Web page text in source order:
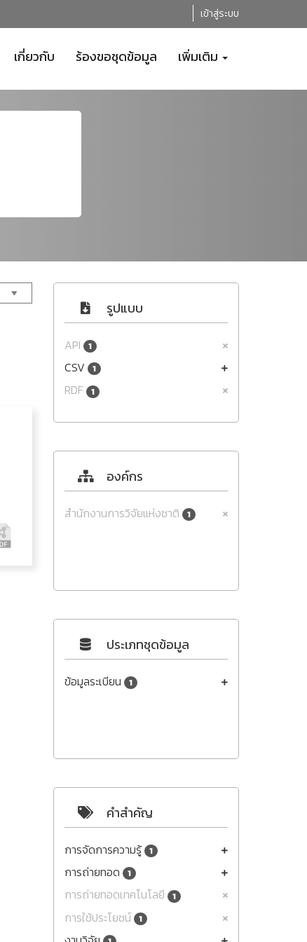
เข้าสู่ระบบ
เกี่ยวกับ ร้องขอชุดข้อมูล เพิ่มเติม
รูปแบบ
API 1
CSV 1
RDF 1
องค์กร
สำนักงานการวิจัยแห่งชาติ 1
ประเภทชุดข้อมูล
ข้อมูลระเบียน 1
คำสำคัญ
การจัดการความรู้ 1
การถ่ายทอด 1
การถ่ายทอดเทคโนโลยี 1
การใช้ประโยชน์ 1